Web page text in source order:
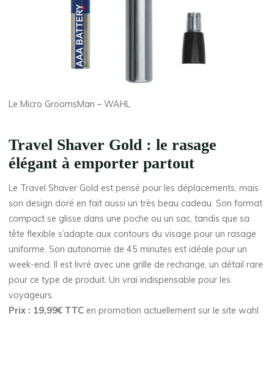
Le Micro GroomsMan – WAHL
Travel Shaver Gold : le rasage
élégant à emporter partout
Le Travel Shaver Gold est pensé pour les déplacements, mais
son design doré en fait aussi un très beau cadeau. Son format
compact se glisse dans une poche ou un sac, tandis que sa
tête flexible s’adapte aux contours du visage pour un rasage
uniforme. Son autonomie de 45 minutes est idéale pour un
week-end. Il est livré avec une grille de rechange, un détail rare
pour ce type de produit. Un vrai indispensable pour les
voyageurs.
Prix : 19,99€ TTC en promotion actuellement sur le site wahl